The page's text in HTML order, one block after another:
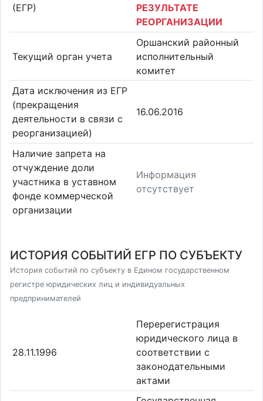
(ЕГР)
РЕЗУЛЬТАТЕ
РЕОРГАНИЗАЦИИ
Текущий орган учета
Оршанский районный
исполнительный
комитет
Дата исключения из ЕГР
(прекращения
деятельности в связи с
реорганизацией)
16.06.2016
Наличие запрета на
отчуждение доли
участника в уставном
фонде коммерческой
организации
Информация
отсутствует
ИСТОРИЯ СОБЫТИЙ ЕГР ПО СУБЪЕКТУ
История событий по субъекту в Едином государственном
регистре юридических лиц и индивидуальных
предпринимателей
28.11.1996
Перерегистрация
юридического лица в
соответствии с
законодательными
актами